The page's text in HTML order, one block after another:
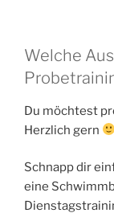
Welche
Du möchtest
Herzlich gern
Schnapp dir
eine